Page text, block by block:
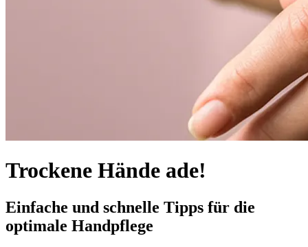
Trockene Hände ade!
Einfache und schnelle Tipps für die
optimale Handpflege